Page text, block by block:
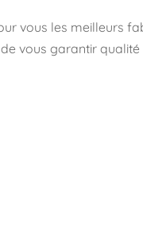
vous les meilleurs
vous garantir